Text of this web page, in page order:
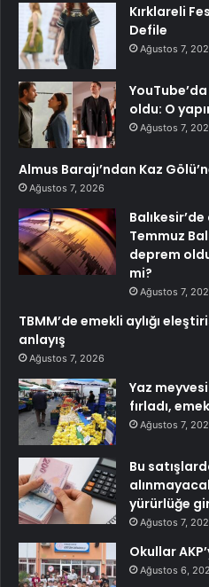
Kırklareli
Defile
Ağustos 7,
oldu: O
Ağustos 7,
Almus Barajı’ndan Kaz
Ağustos 7, 2026
Temmuz
deprem
mi?
Ağustos 7,
TBMM’de emekli aylığı
anlayış
Ağustos 7, 2026
Yaz
fırladı,
Ağustos 7,
Bu
yürürlüğe
Ağustos 7,
Okullar
Ağustos 6,